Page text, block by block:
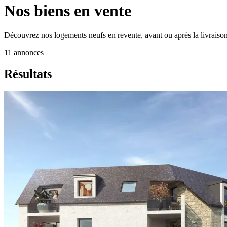
Nos biens en vente
Découvrez nos logements neufs en revente, avant ou après la
11 annonces
Résultats